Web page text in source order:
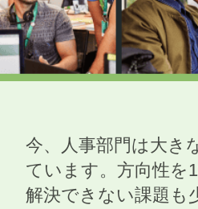
今、人事部門は大き
ています。方向性を
解決できない課題も